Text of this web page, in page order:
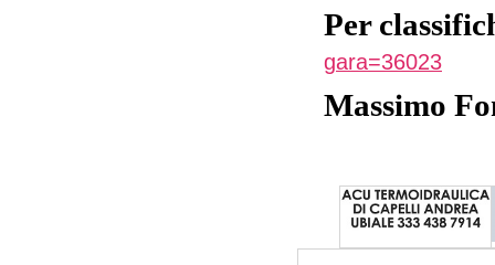
Per
gara=36023
Massimo